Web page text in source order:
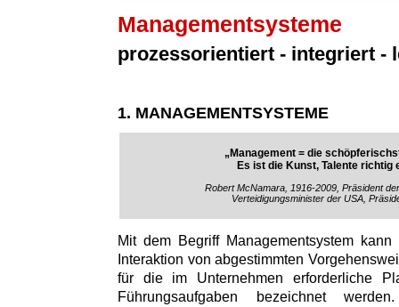
Managementsysteme
prozessorientiert - integriert -
1. MANAGEMENTSYSTEME
„Management = die
Es ist die Kunst, Talente richtig
Robert McNamara, 1916-2009, Präsident
Verteidigungsminister der USA,
Mit dem Begriff Managementsystem
Interaktion von abgestimmten
für die im Unternehmen erforderliche
Führungsaufgaben bezeichnet